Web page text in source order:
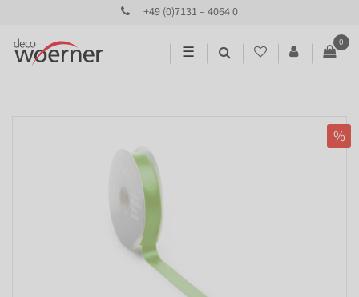
+49 (0)7131 – 4064 0
☰
0
%